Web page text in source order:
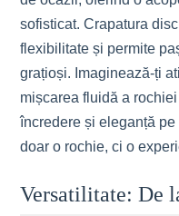
sofisticat. Crapatura
flexibilitate și permite
grațioși. Imaginează-ți
mișcarea fluidă a
încredere și eleganță
doar o rochie, ci o
Versatilitate: De